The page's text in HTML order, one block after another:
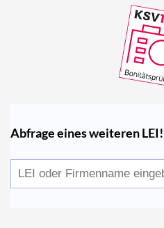
Abfrage eines weiteren LEI!